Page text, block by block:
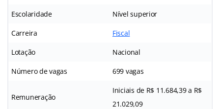
Escolaridade Nível superior
Carreira Fiscal
Lotação Nacional
Número de vagas 699 vagas
Remuneração
Iniciais de R$ 11.684,39 a R$
21.029,09